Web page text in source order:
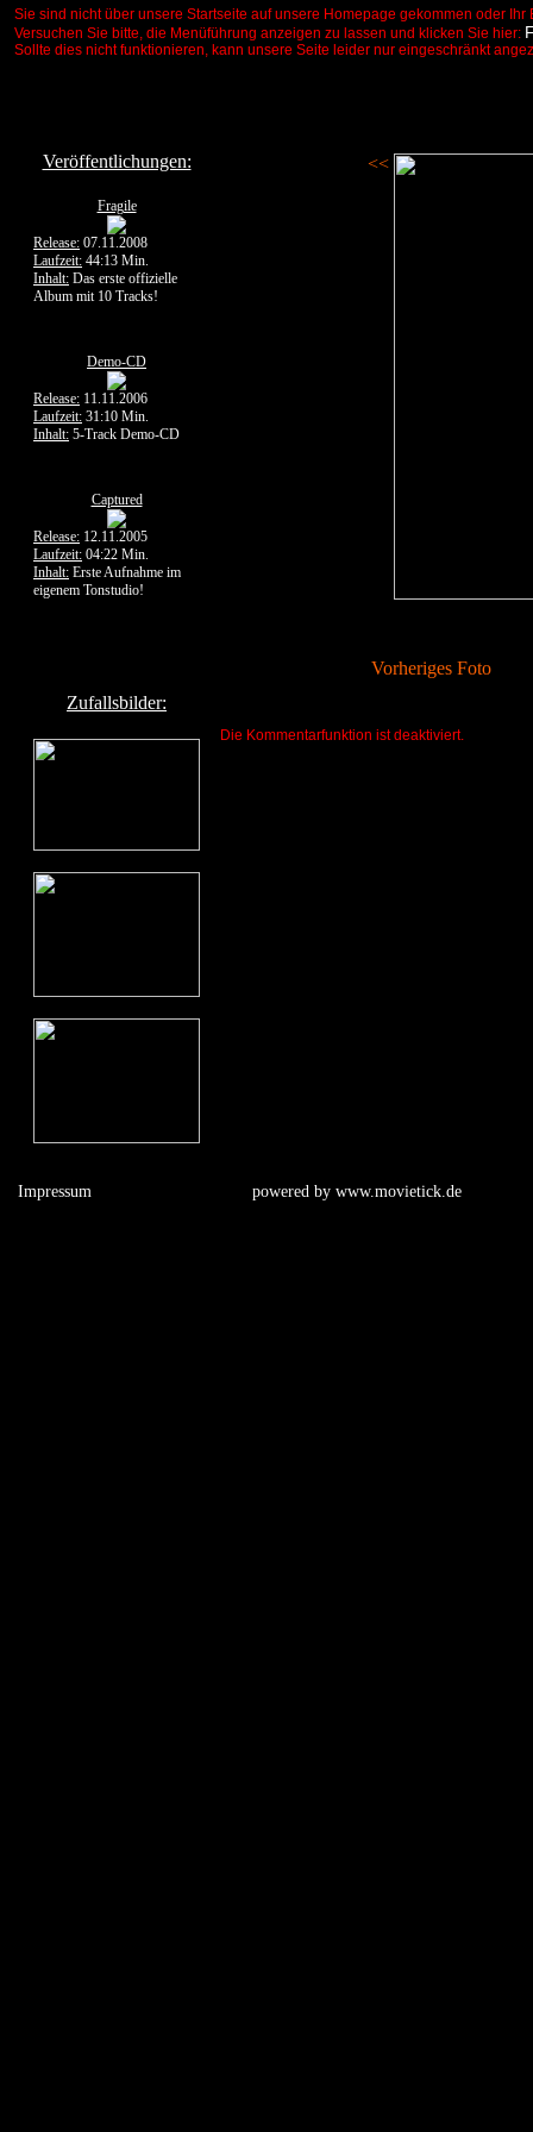
Sie sind nicht über unsere Startseite auf unsere Homepage gekommen oder
Versuchen Sie bitte, die Menüführung anzeigen zu lassen und klicken Sie hier:
Sollte dies nicht funktionieren, kann unsere Seite leider nur eingeschränkt
Veröffentlichungen:
Fragile
Release: 07.11.2008
Laufzeit: 44:13 Min.
Inhalt: Das erste offizielle
Album mit 10 Tracks!
Demo-CD
Release: 11.11.2006
Laufzeit: 31:10 Min.
Inhalt: 5-Track Demo-CD
Captured
Release: 12.11.2005
Laufzeit: 04:22 Min.
Inhalt: Erste Aufnahme im
eigenem Tonstudio!
Zufallsbilder:
<<
Vorheriges Foto
Die Kommentarfunktion ist deaktiviert.
Impressum powered by www.movietick.de